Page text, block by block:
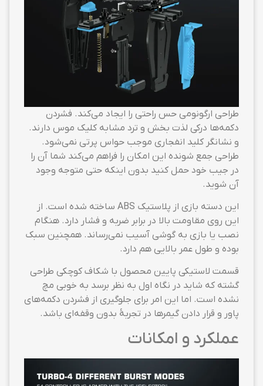
طراحی ارگونومی حس راحتی را ایجاد می‌کند. فشردن
دکمه‌ها درکی لذت بخش و ترد مشابه کلیک موس دارند.
و نشانگر کلید انفجاری موجب حواس پرتی نمی‌شود.
طراحی جمع شونده این امکان را فراهم می‌کند شما آن را
در جیب خود حمل کنید بدون اینکه حتی متوجه وجود
آن شوید.
این دسته بازی از پلاستیک ABS ساخته شده است. از
این روی مقاومت بالا در برابر ضربه و فشار دارد. هنگام
نصب یا بازی به گوشی آسیب نمی‌رساند. همچنین سبک
بوده و طول عمر بالایی هم دارد.
قسمت لاستیکی پایین محصول با شکاف کوچکی طراحی
گشته که شاید در نگاه اول به نظر برسد به خوبی مچ
نشده است. اما این امر برای جلوگیری از فشردن دکمه‌های
پاور و قرار دادن گیمرها در تجربهٔ بدون وقفه‌ای باشد.
عملکرد و امکانات